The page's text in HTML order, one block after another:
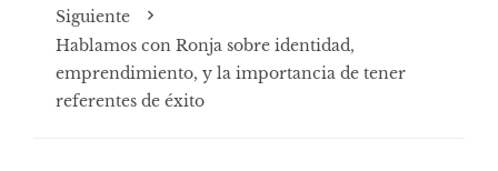
Siguiente
Hablamos con Ronja sobre identidad,
emprendimiento, y la importancia de tener
referentes de éxito